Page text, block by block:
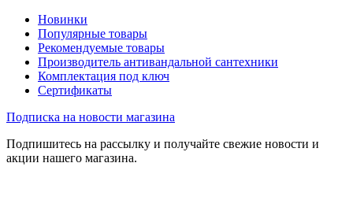
Новинки
Популярные товары
Рекомендуемые товары
Производитель антивандальной сантехники
Комплектация под ключ
Сертификаты
Подписка на новости магазина
Подпишитесь на рассылку и получайте свежие новости и
акции нашего магазина.